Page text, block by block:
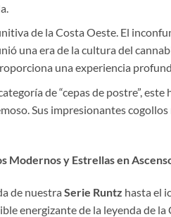
de la Costa Oeste. El
una era de la cultura del
una experiencia
de “cepas de postre”,
Sus impresionantes
Modernos y Estrellas en
de nuestra Serie Runtz hasta el
energizante de la leyenda de la